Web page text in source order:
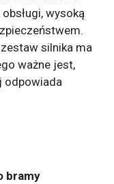
wysoką
silnika ma
ważne jest,
odpowiada
bramy